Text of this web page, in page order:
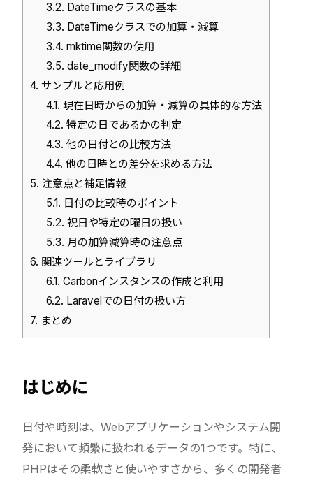
3.2. DateTimeクラスの基本
3.3. DateTimeクラスでの加算・減算
3.4. mktime関数の使用
3.5. date_modify関数の詳細
4. サンプルと応用例
4.1. 現在日時からの加算・減算の具体的な方法
4.2. 特定の日であるかの判定
4.3. 他の日付との比較方法
4.4. 他の日時との差分を求める方法
5. 注意点と補足情報
5.1. 日付の比較時のポイント
5.2. 祝日や特定の曜日の扱い
5.3. 月の加算減算時の注意点
6. 関連ツールとライブラリ
6.1. Carbonインスタンスの作成と利用
6.2. Laravelでの日付の扱い方
7. まとめ
はじめに
日付や時刻は、Webアプリケーションやシステム開
発において頻繁に扱われるデータの1つです。特に、
PHPはその柔軟さと使いやすさから、多くの開発者